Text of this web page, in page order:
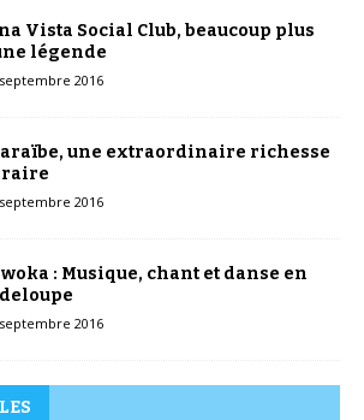
Vista Social Club, beaucoup plus
légende
2016
une extraordinaire richesse
2016
: Musique, chant et danse en
2016